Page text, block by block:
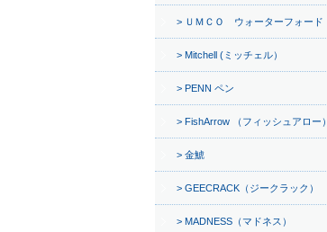
ＵＭＣＯ ウォーターフォード
Mitchell (ミッチェル）
PENN ペン
FishArrow （フィッシュアロー）
金鯱
GEECRACK（ジークラック）
MADNESS（マドネス）